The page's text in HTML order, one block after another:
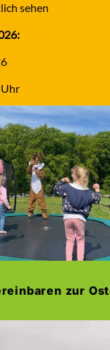
sehen
zur